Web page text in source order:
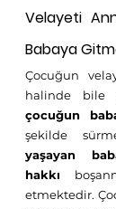
Velayeti
Babaya
Çocuğun
halinde bile
çocuğun
şekilde
yaşayan
hakkı
etmektedir.